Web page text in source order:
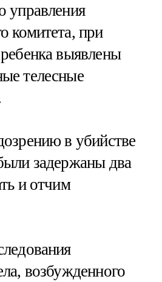
управления
комитета, при
выявлены
телесные
в убийстве
задержаны два
и отчим
возбужденного